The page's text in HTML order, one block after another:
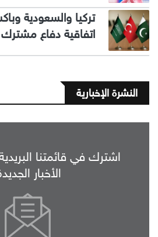
تركيا والسعودية
اتفاقية دفاع مشترك
النشرة الإخبارية
اشترك في قائمتنا
الأخبار